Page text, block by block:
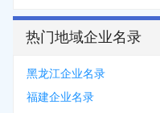
热门地域企业名录
黑龙江企业名录
福建企业名录